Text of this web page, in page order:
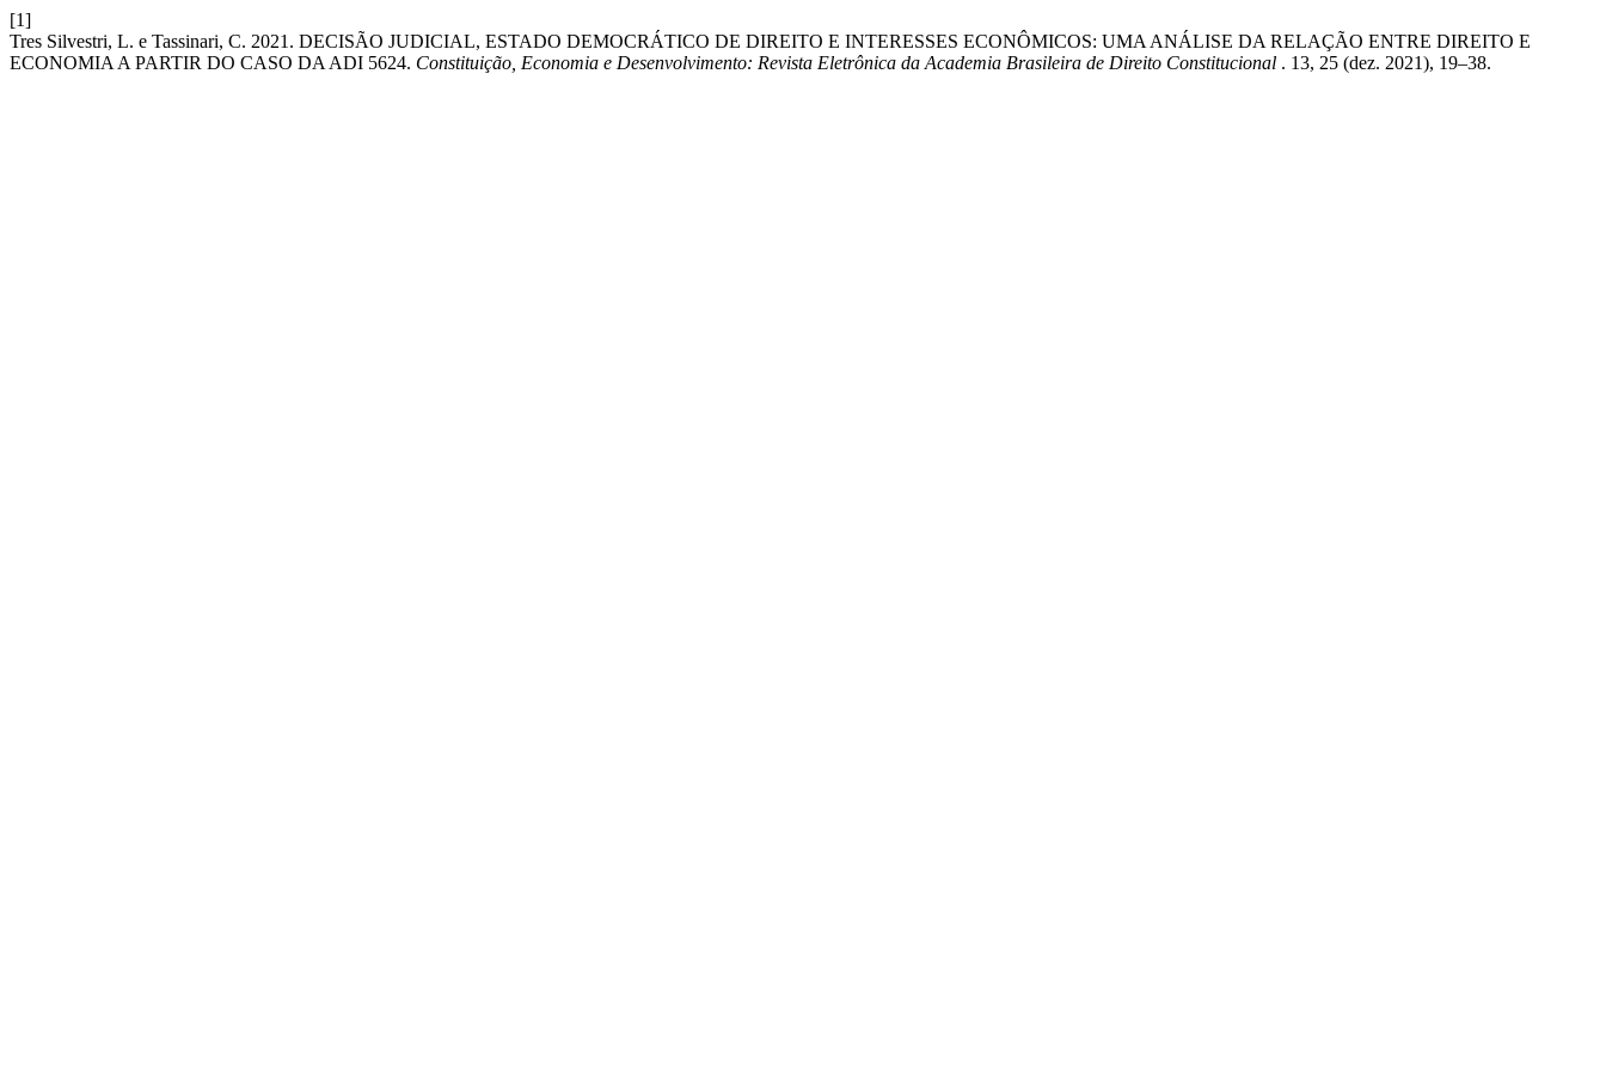
[1]
Tres Silvestri, L. e Tassinari, C. 2021. DECISÃO JUDICIAL, ESTADO DEMOCRÁTICO DE DIREITO E INTERESSES ECONÔMICOS: UMA ANÁLISE DA RELAÇÃO ENTRE DIREITO E
ECONOMIA A PARTIR DO CASO DA ADI 5624. Constituição, Economia e Desenvolvimento: Revista Eletrônica da Academia Brasileira de Direito Constitucional . 13, 25 (dez. 2021), 19–38.